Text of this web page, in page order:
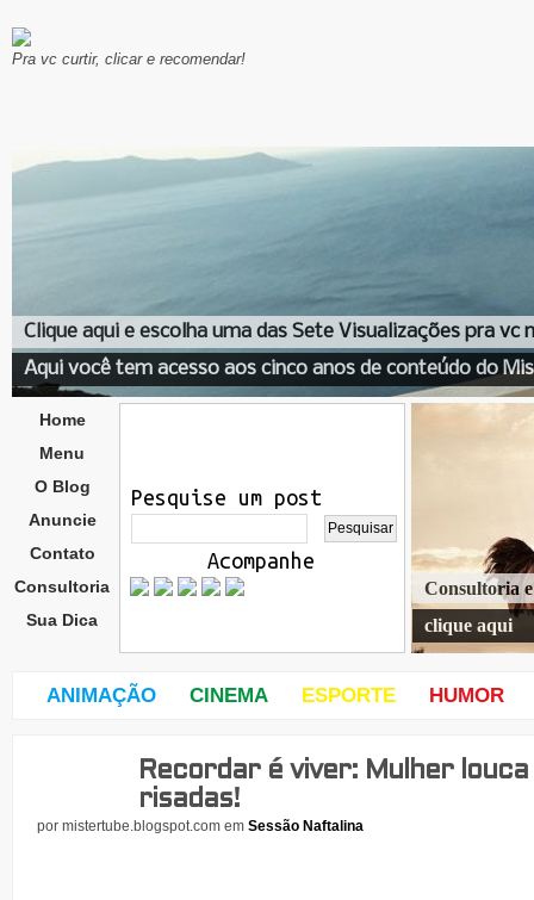
Pra vc curtir, clicar e recomendar!
Clique aqui e escolha uma das Sete Visualizações pra vc
Aqui você tem acesso aos cinco anos de conteúdo do
Home
Menu
O Blog
Anuncie
Contato
Consultoria
Sua Dica
Pesquise um post
Acompanhe
Consultoria
clique aqui
ANIMAÇÃO CINEMA ESPORTE HUMOR
,
Recordar é viver: Mulher
risadas!
por mistertube.blogspot.com em Sessão Naftalina